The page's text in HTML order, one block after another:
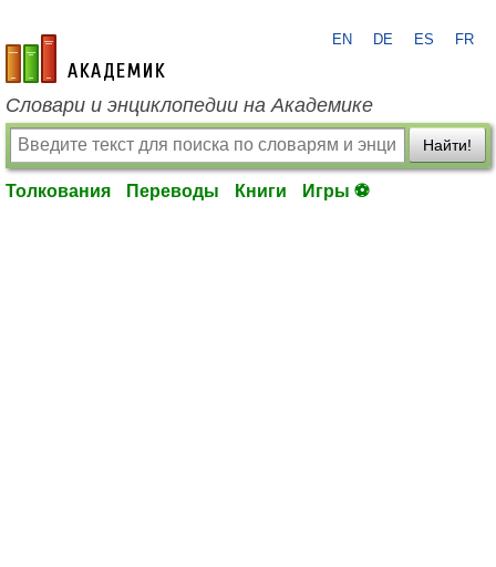
academic.ru
EN DE ES FR
Словари и энциклопедии на Академике
Найти!
Толкования Переводы Книги Игры ⚽